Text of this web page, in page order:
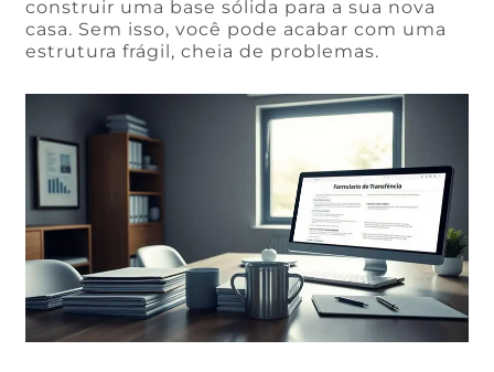
construir uma base sólida para a sua nova
casa. Sem isso, você pode acabar com uma
estrutura frágil, cheia de problemas.